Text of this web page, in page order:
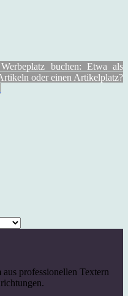
buchen: Etwa als
oder einen Artikelplatz?
professionellen Textern